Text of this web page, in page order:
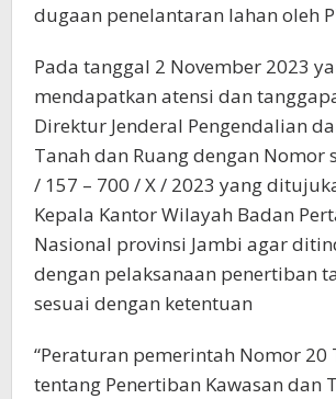
dugaan penelantaran lahan oleh
Pada tanggal 2 November 2023
mendapatkan atensi dan
Direktur Jenderal Pengendalian
Tanah dan Ruang dengan Nomor
/ 157 – 700 / X / 2023 yang
Kepala Kantor Wilayah Badan
Nasional provinsi Jambi agar
dengan pelaksanaan penertiban
sesuai dengan ketentuan
“Peraturan pemerintah Nomor 20
tentang Penertiban Kawasan dan